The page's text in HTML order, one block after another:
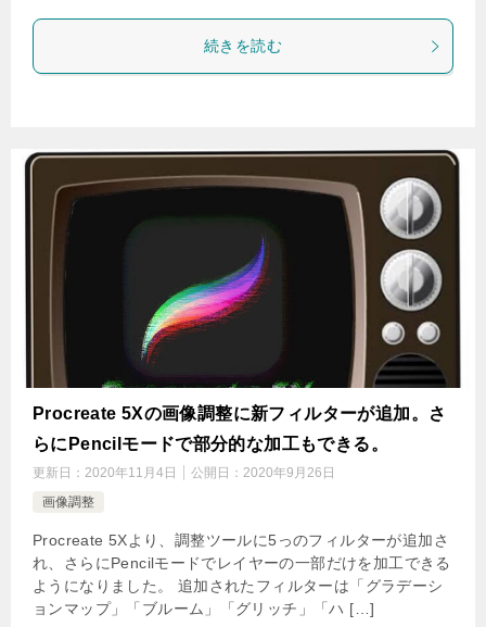
続きを読む
Procreate 5Xの画像調整に新フィルターが追加。さ
らにPencilモードで部分的な加工もできる。
更新日： 2020年11月4日 公開日： 2020年9月26日
画像調整
Procreate 5Xより、調整ツールに5っのフィルターが追加さ
れ、さらにPencilモードでレイヤーの一部だけを加工できる
ようになりました。 追加されたフィルターは「グラデーシ
ョンマップ」「ブルーム」「グリッチ」「ハ […]